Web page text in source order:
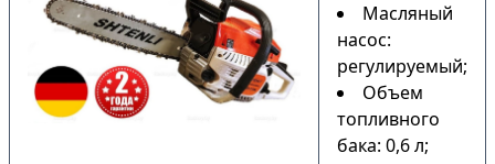
Масляный
насос:
регулируемый;
Объем
топливного
бака: 0,6 л;